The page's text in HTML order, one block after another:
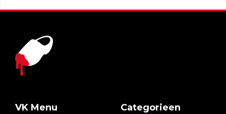
VK Menu Categorieen